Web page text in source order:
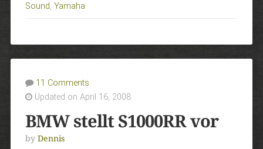
Sound, Yamaha
11 Comments
Updated on April 16, 2008
BMW stellt S1000RR vor
by Dennis